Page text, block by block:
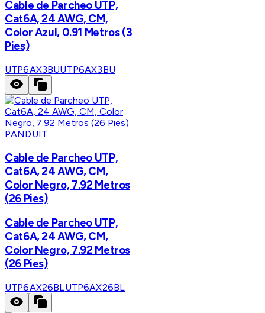
Cable de Parcheo UTP,
Cat6A, 24 AWG, CM,
Color Azul, 0.91 Metros (3
Pies)
UTP6AX3BUUTP6AX3BU
PANDUIT
Cable de Parcheo UTP,
Cat6A, 24 AWG, CM,
Color Negro, 7.92 Metros
(26 Pies)
Cable de Parcheo UTP,
Cat6A, 24 AWG, CM,
Color Negro, 7.92 Metros
(26 Pies)
UTP6AX26BLUTP6AX26BL